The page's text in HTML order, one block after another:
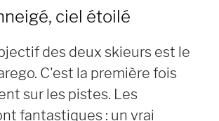
ciel étoilé
des deux skieurs est le
C'est la première fois
sur les pistes. Les
fantastiques : un vrai